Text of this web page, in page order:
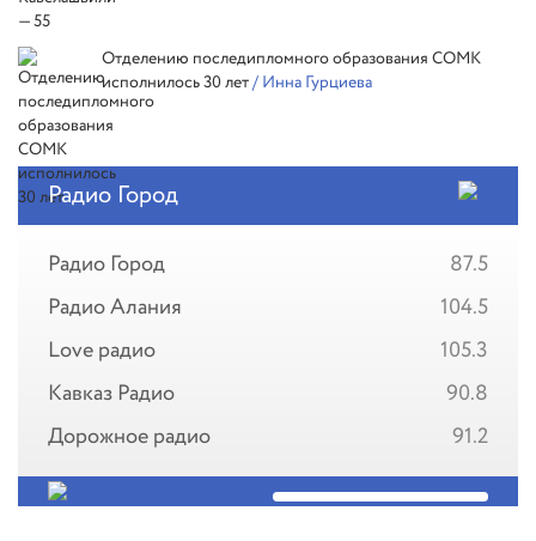
Отделению последипломного образования СОМК
исполнилось 30 лет/ Инна Гурциева
Радио Город
Радио Город
87.5
Радио Алания
104.5
Love радио
105.3
Кавказ Радио
90.8
Дорожное радио
91.2